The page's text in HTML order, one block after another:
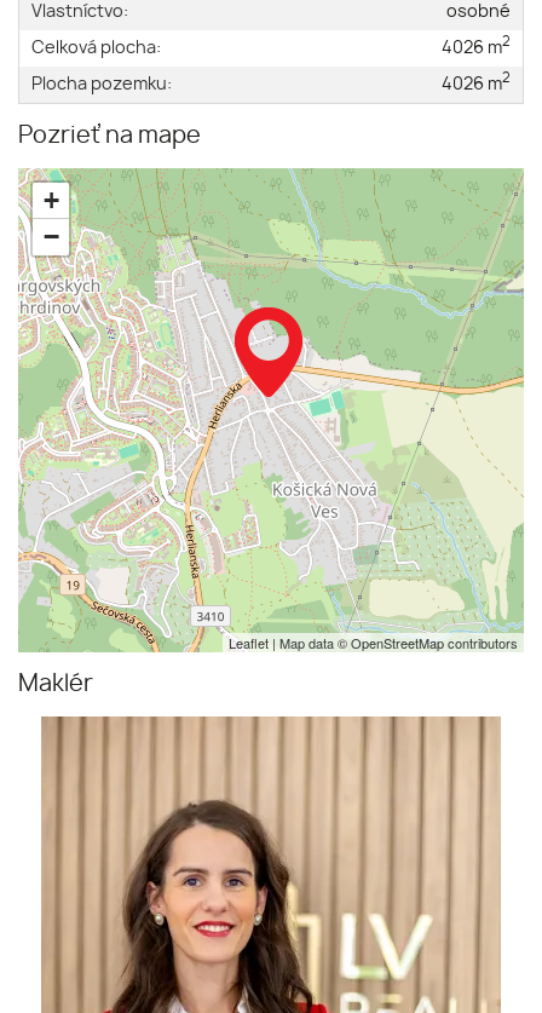
Vlastníctvo:
osobné
Celková plocha:
4026 m2
Plocha pozemku: 4026 m2
Pozrieť na mape
+
−
Leaflet | Map data ©OpenStreetMapcontributors
Maklér